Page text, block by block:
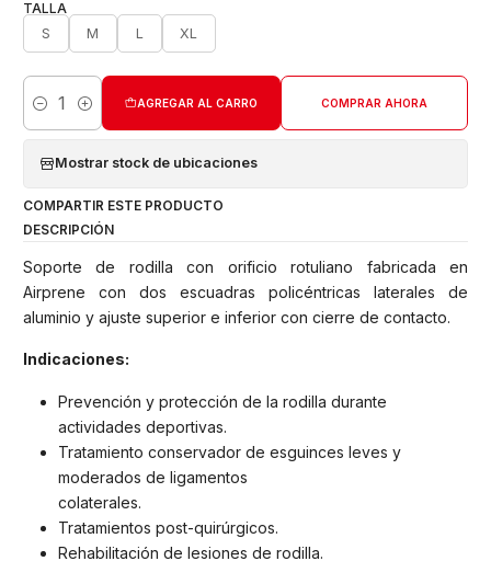
TALLA
S
M L XL
Cantidad
AGREGAR AL CARRO COMPRAR AHORA
Mostrar stock de ubicaciones
COMPARTIR ESTE PRODUCTO
DESCRIPCIÓN
Soporte de rodilla con orificio rotuliano fabricada en
Airprene con dos escuadras policéntricas laterales de
aluminio y ajuste superior e inferior con cierre de contacto.
Indicaciones:
Prevención y protección de la rodilla durante
actividades deportivas.
Tratamiento conservador de esguinces leves y
moderados de ligamentos
colaterales.
Tratamientos post-quirúrgicos.
Rehabilitación de lesiones de rodilla.